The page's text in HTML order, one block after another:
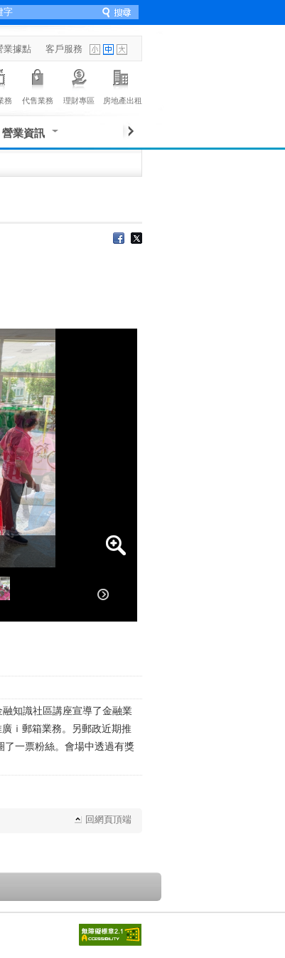
業據點 客戶服務
務 代售業務 理財專區 房地產出租
營業資訊
知識社區講座宣導了金融業
ｉ郵箱業務。另郵政近期推
了一票粉絲。會場中透過有獎
回網頁頂端